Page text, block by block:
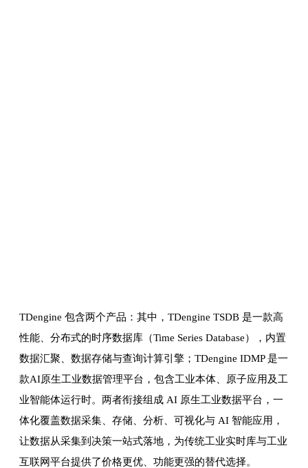
TDengine 包含两个产品：其中，TDengine TSDB 是一款高
性能、分布式的时序数据库（Time Series Database），内置
数据汇聚、数据存储与查询计算引擎；TDengine IDMP 是一
款AI原生工业数据管理平台，包含工业本体、原子应用及工
业智能体运行时。两者衔接组成 AI 原生工业数据平台，一
体化覆盖数据采集、存储、分析、可视化与 AI 智能应用，
让数据从采集到决策一站式落地，为传统工业实时库与工业
互联网平台提供了价格更优、功能更强的替代选择。